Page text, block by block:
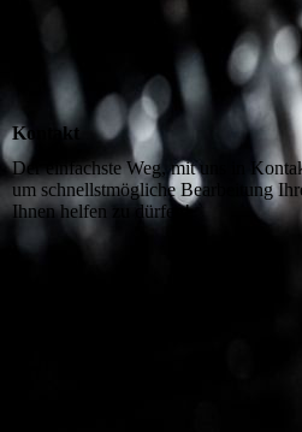
Kontakt
Der einfachste Weg, mit uns in
um schnellstmögliche Bearbeitung
Ihnen helfen zu dürfen!